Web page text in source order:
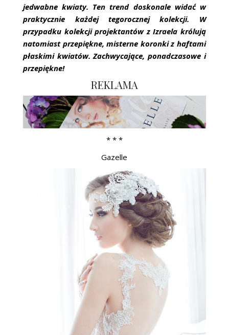
jedwabne kwiaty. Ten trend doskonale widać w
praktycznie każdej tegorocznej kolekcji. W
przypadku kolekcji projektantów z Izraela królują
natomiast przepiękne, misterne koronki z haftami
płaskimi kwiatów. Zachwycające, ponadczasowe i
przepiękne!
REKLAMA
* * *
Gazelle